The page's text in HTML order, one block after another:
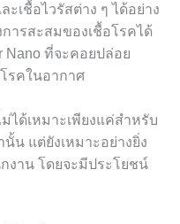
ะเชื้อไวรัสต่าง ๆ ได้อย่าง
ารสะสมของเชื้อโรคได้
Nano ที่จะคอยปล่อย
รคในอากาศ
ได้เหมาะเพียงแค่สำหรับ
น แต่ยังเหมาะอย่างยิ่ง
งาน โดยจะมีประโยชน์